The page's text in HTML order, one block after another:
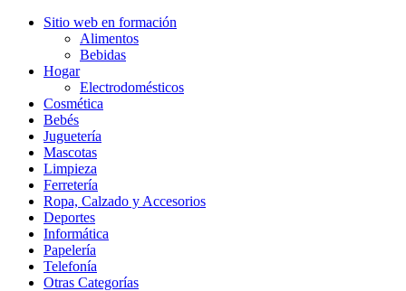
Sitio web en formación
Alimentos
Bebidas
Hogar
Electrodomésticos
Cosmética
Bebés
Juguetería
Mascotas
Limpieza
Ferretería
Ropa, Calzado y Accesorios
Deportes
Informática
Papelería
Telefonía
Otras Categorías